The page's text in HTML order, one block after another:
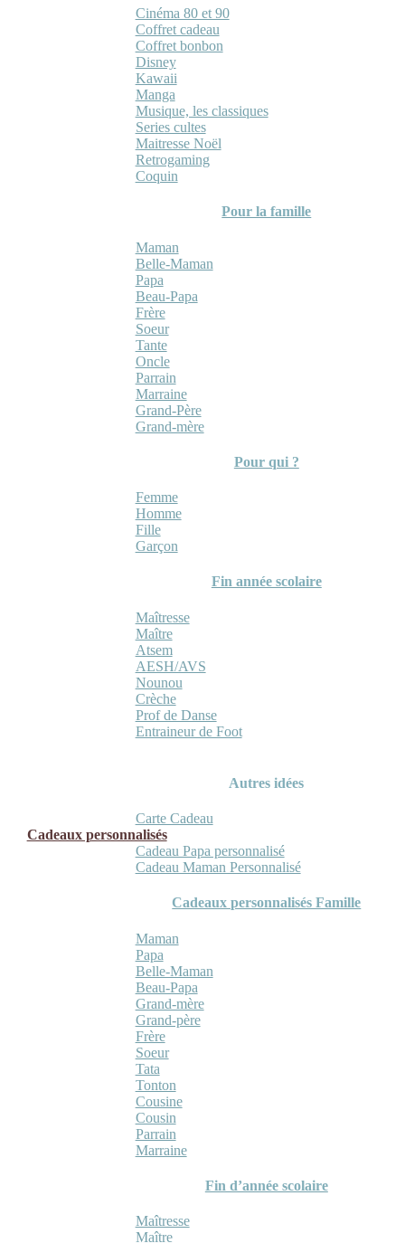
Cinéma 80 et 90
Coffret cadeau
Coffret bonbon
Disney
Kawaii
Manga
Musique, les classiques
Series cultes
Maitresse Noël
Retrogaming
Coquin
Pour la famille
Maman
Belle-Maman
Papa
Beau-Papa
Frère
Soeur
Tante
Oncle
Parrain
Marraine
Grand-Père
Grand-mère
Pour qui ?
Femme
Homme
Fille
Garçon
Fin année scolaire
Maîtresse
Maître
Atsem
AESH/AVS
Nounou
Crèche
Prof de Danse
Entraineur de Foot
Autres idées
Carte Cadeau
Cadeaux personnalisés
Cadeau Papa personnalisé
Cadeau Maman Personnalisé
Cadeaux personnalisés Famille
Maman
Papa
Belle-Maman
Beau-Papa
Grand-mère
Grand-père
Frère
Soeur
Tata
Tonton
Cousine
Cousin
Parrain
Marraine
Fin d’année scolaire
Maîtresse
Maître